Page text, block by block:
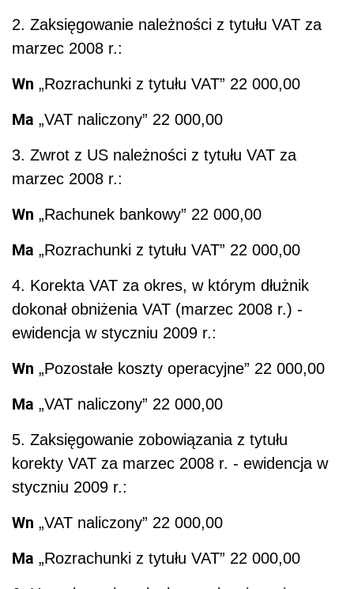
2. Zaksięgowanie należności z tytułu VAT za
marzec 2008 r.:
Wn „Rozrachunki z tytułu VAT” 22 000,00
Ma „VAT naliczony” 22 000,00
3. Zwrot z US należności z tytułu VAT za
marzec 2008 r.:
Wn „Rachunek bankowy” 22 000,00
Ma „Rozrachunki z tytułu VAT” 22 000,00
4. Korekta VAT za okres, w którym dłużnik
dokonał obniżenia VAT (marzec 2008 r.) -
ewidencja w styczniu 2009 r.:
Wn „Pozostałe koszty operacyjne” 22 000,00
Ma „VAT naliczony” 22 000,00
5. Zaksięgowanie zobowiązania z tytułu
korekty VAT za marzec 2008 r. - ewidencja w
styczniu 2009 r.:
Wn „VAT naliczony” 22 000,00
Ma „Rozrachunki z tytułu VAT” 22 000,00